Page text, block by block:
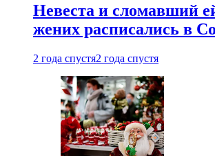
Невеста и сломавший
жених расписались в
2 года спустя2 года спустя